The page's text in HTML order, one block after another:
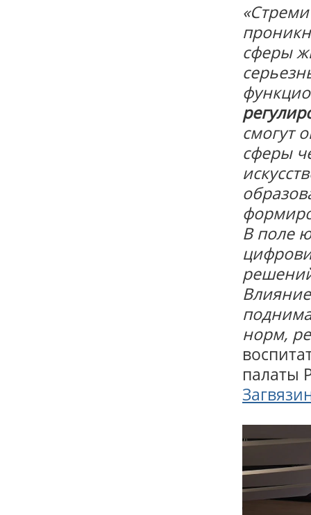
сферы
смогут
сферы
В поле
норм,
палаты